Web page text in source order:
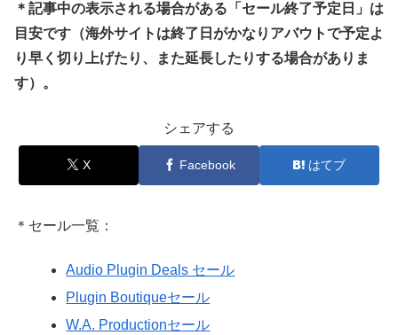
＊記事中の表示される場合がある「セール終了予定日」は
目安です（海外サイトは終了日がかなりアバウトで予定よ
り早く切り上げたり、また延長したりする場合がありま
す）。
シェアする
X Facebook はてブ
＊セール一覧：
Audio Plugin Deals セール
Plugin Boutiqueセール
W.A. Productionセール